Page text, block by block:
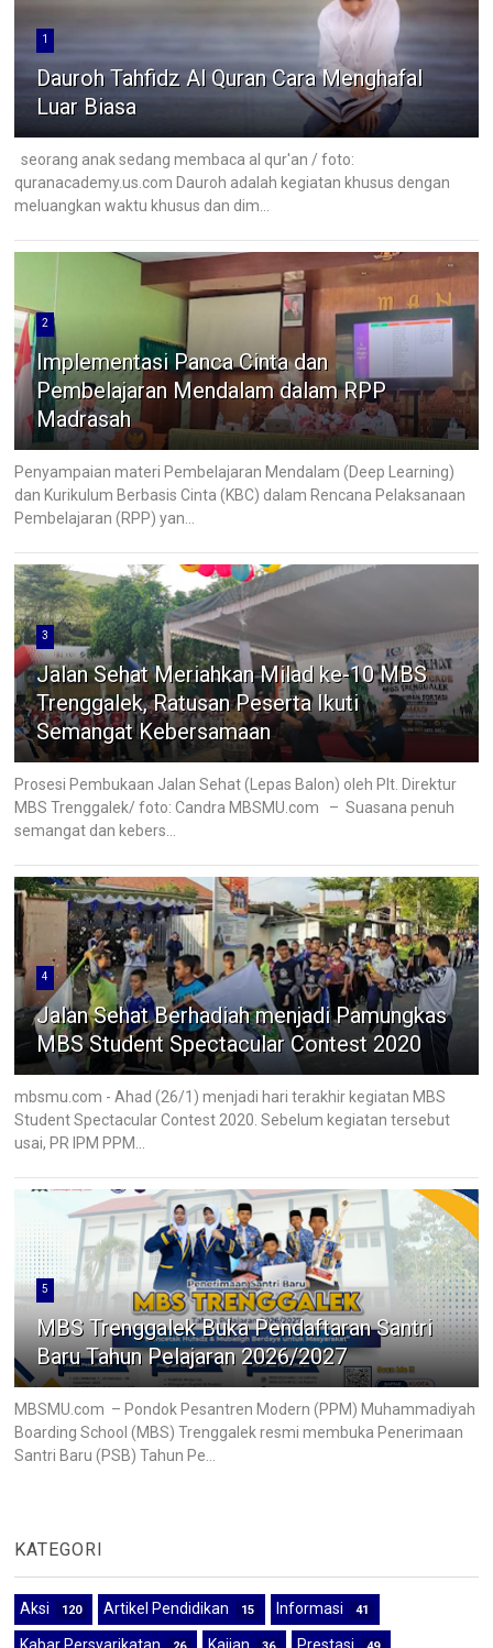
1
Dauroh Tahfidz Al Quran Cara Menghafal
Luar Biasa
seorang anak sedang membaca al qur'an / foto:
quranacademy.us.com Dauroh adalah kegiatan khusus dengan
meluangkan waktu khusus dan dim...
2
Implementasi Panca Cinta dan
Pembelajaran Mendalam dalam RPP
Madrasah
Penyampaian materi Pembelajaran Mendalam (Deep Learning)
dan Kurikulum Berbasis Cinta (KBC) dalam Rencana Pelaksanaan
Pembelajaran (RPP) yan...
3
Jalan Sehat Meriahkan Milad ke-10 MBS
Trenggalek, Ratusan Peserta Ikuti
Semangat Kebersamaan
Prosesi Pembukaan Jalan Sehat (Lepas Balon) oleh Plt. Direktur
MBS Trenggalek/ foto: Candra MBSMU.com – Suasana penuh
semangat dan kebers...
4
Jalan Sehat Berhadiah menjadi Pamungkas
MBS Student Spectacular Contest 2020
mbsmu.com - Ahad (26/1) menjadi hari terakhir kegiatan MBS
Student Spectacular Contest 2020. Sebelum kegiatan tersebut
usai, PR IPM PPM...
5
MBS Trenggalek Buka Pendaftaran Santri
Baru Tahun Pelajaran 2026/2027
MBSMU.com – Pondok Pesantren Modern (PPM) Muhammadiyah
Boarding School (MBS) Trenggalek resmi membuka Penerimaan
Santri Baru (PSB) Tahun Pe...
KATEGORI
Aksi 120 Artikel Pendidikan 15 Informasi 41